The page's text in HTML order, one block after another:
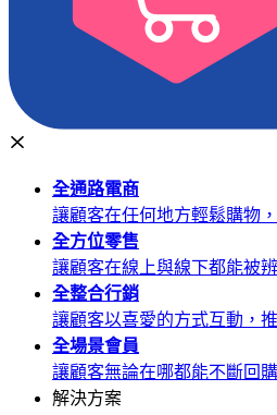
全通路電商
讓顧客在任何地方輕鬆購物
全方位零售
讓顧客在線上與線下都能被
全整合行銷
讓顧客以喜愛的方式互動，
全場景會員
讓顧客無論在哪都能不斷回
解決方案